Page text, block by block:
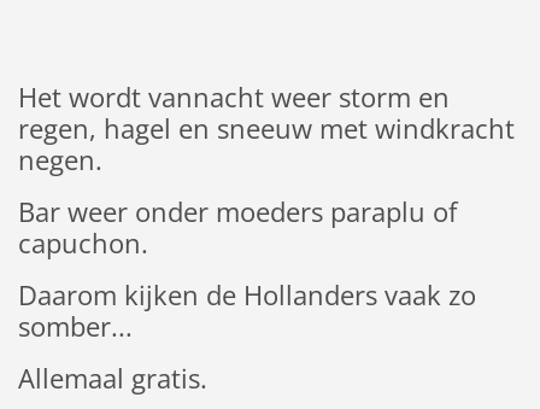
Het wordt vannacht weer storm en
regen, hagel en sneeuw met windkracht
negen.
Bar weer onder moeders paraplu of
capuchon.
Daarom kijken de Hollanders vaak zo
somber...
Allemaal gratis.